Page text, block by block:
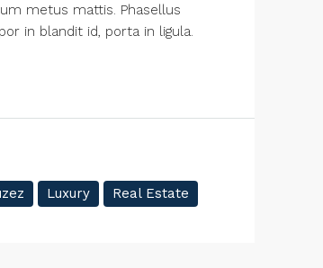
metus mattis. Phasellus
in blandit id, porta in ligula.
Luxury Real Estate